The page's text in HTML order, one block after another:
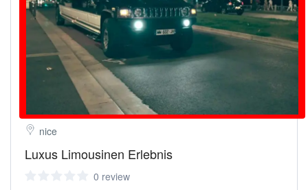
nice
Luxus Limousinen Erlebnis
0 review